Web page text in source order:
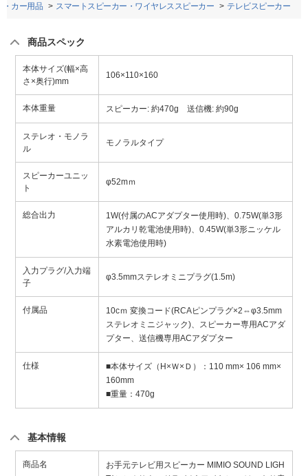
・カー用品 スマートスピーカー・ワイヤレススピーカー テレビスピーカー
商品スペック
本体サイズ(幅×高
さ×奥行)mm
106×110×160
本体重量 スピーカー: 約470g 送信機: 約90g
ステレオ・モノラ
ル
モノラルタイプ
スピーカーユニッ
ト
φ52mｍ
総合出力
1W(付属のACアダプター使用時)、0.75W(単3形
アルカリ乾電池使用時)、0.45W(単3形ニッケル
水素電池使用時)
入力プラグ/入力端
子
φ3.5mmステレオミニプラグ(1.5m)
付属品
10cｍ 変換コード(RCAピンプラグ×2⇔φ3.5mm
ステレオミニジャック)、スピーカー専用ACアダ
プター、送信機専用ACアダプター
仕様
■本体サイズ（H×Ｗ×Ｄ）：110 mm× 106 mm×
160mm
■重量：470g
基本情報
商品名
お手元テレビ用スピーカー MIMIO SOUND LIGH